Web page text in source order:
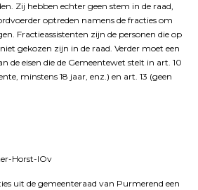
Zij hebben echter geen stem in de raad,
optreden namens de fracties om
Fractieassistenten zijn de personen die op
gekozen zijn in de raad. Verder moet een
de eisen die de Gemeentewet stelt in art. 10
minstens 18 jaar, enz.) en art. 13 (geen
uit de gemeenteraad van Purmerend een